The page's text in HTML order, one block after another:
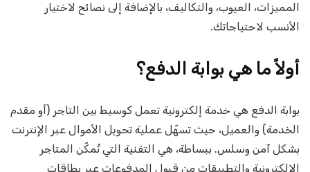
المميزات، العيوب، والتكاليف، بالإضافة إلى نصائح لاختيار
الأنسب لاحتياجاتك.
أولاً ما هي بوابة الدفع؟
بوابة الدفع هي خدمة إلكترونية تعمل كوسيط بين التاجر (أو مقدم
الخدمة) والعميل، حيث تسهّل عملية تحويل الأموال عبر الإنترنت
بشكل آمن وسلس. ببساطة، هي التقنية التي تُمكّن المتاجر
الإلكترونية والتطبيقات من قبول المدفوعات عبر بطاقات